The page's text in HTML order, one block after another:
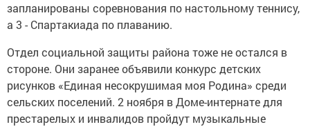
запланированы соревнования по настольному теннису,
а 3 - Спартакиада по плаванию.
Отдел социальной защиты района тоже не остался в
стороне. Они заранее объявили конкурс детских
рисунков «Единая несокрушимая моя Родина» среди
сельских поселений. 2 ноября в Доме-интернате для
престарелых и инвалидов пройдут музыкальные